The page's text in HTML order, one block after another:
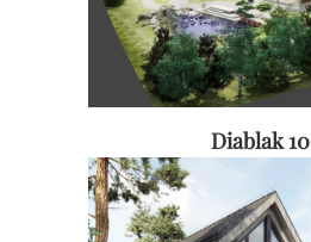
Diablak